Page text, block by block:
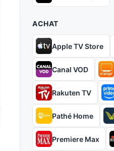
ACHAT
Apple TV Store
Canal VOD
Rakuten TV
Pathé Home
Premiere Max